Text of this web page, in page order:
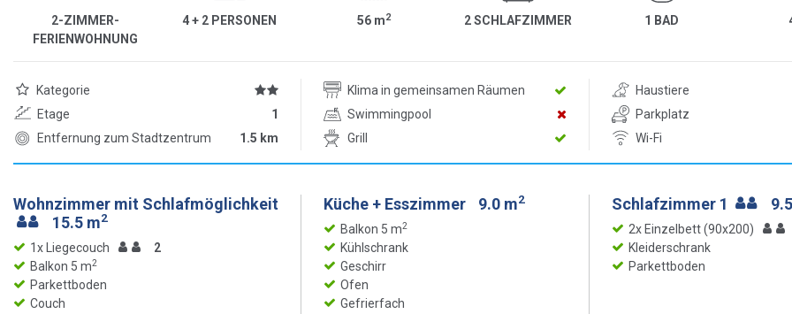
2-ZIMMER-
FERIENWOHNUNG
4 + 2 PERSONEN 56 m2 2 SCHLAFZIMMER 1 BAD
Kategorie Klima in gemeinsamen Räumen
Haustiere
Etage
1 Swimmingpool
Parkplatz
Entfernung zum Stadtzentrum
1.5 km Grill Wi-Fi
Wohnzimmer mit Schlafmöglichkeit
15.5 m2
1x Liegecouch
2
Balkon 5 m2
Parkettboden
Couch
Küche + Esszimmer 9.0 m2
Balkon 5 m2
Kühlschrank
Geschirr
Ofen
Gefrierfach
Schlafzimmer 1
2x Einzelbett (90x200)
Kleiderschrank
Parkettboden